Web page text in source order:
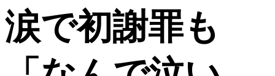
涙で初謝罪も